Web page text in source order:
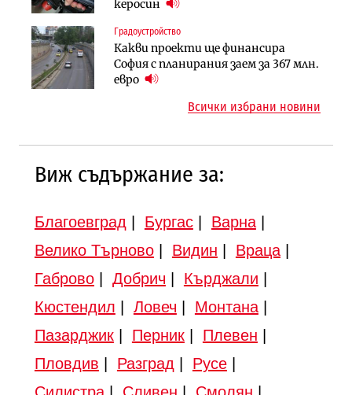
керосин
Градоустройство
Какви проекти ще финансира
София с планирания заем за 367 млн.
евро
Търново
Градоустройство
Шест кандидата с интерес към
(Графика)
Инфраструктура
Вторият мост над Варненското
езеро става част от бъдещата
магистрала „Черно море“
Всички избрани новини
Виж съдържание за:
Благоевград Бургас| Варна|
Велико Търново| Видин Враца|
Габрово| Добрич Кърджали
Кюстендил
Ловеч Монтана|
Пазарджик| Перник| Плевен
Пловдив
Разград Русе|